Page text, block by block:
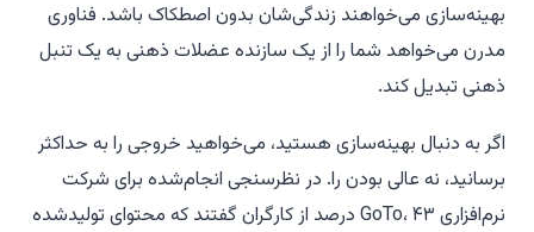
بهینه‌سازی می‌خواهند زندگی‌شان بدون اصطکاک باشد. فناوری
مدرن می‌خواهد شما را از یک سازنده عضلات ذهنی به یک تنبل
ذهنی تبدیل کند.
اگر به دنبال بهینه‌سازی هستید، می‌خواهید خروجی را به حداکثر
برسانید، نه عالی بودن را. در نظرسنجی انجام‌شده برای شرکت
نرم‌افزاری GoTo، ۴۳ درصد از کارگران گفتند که محتوای تولیدشده